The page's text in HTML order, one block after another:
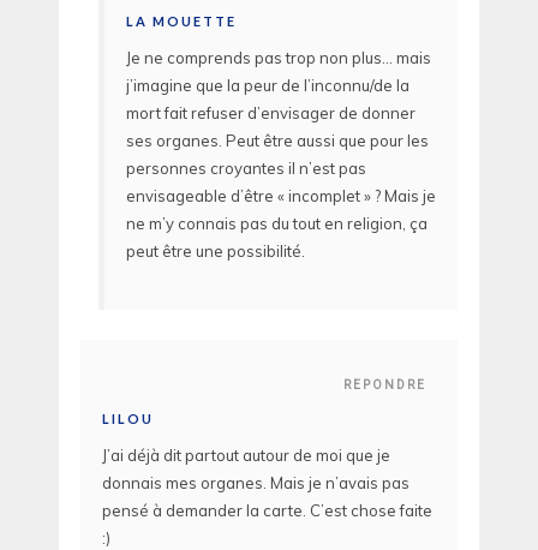
LA MOUETTE
Je ne comprends pas trop non plus… mais
j’imagine que la peur de l’inconnu/de la
mort fait refuser d’envisager de donner
ses organes. Peut être aussi que pour les
personnes croyantes il n’est pas
envisageable d’être « incomplet » ? Mais je
ne m’y connais pas du tout en religion, ça
peut être une possibilité.
REPONDRE
LILOU
J’ai déjà dit partout autour de moi que je
donnais mes organes. Mais je n’avais pas
pensé à demander la carte. C’est chose faite
:)